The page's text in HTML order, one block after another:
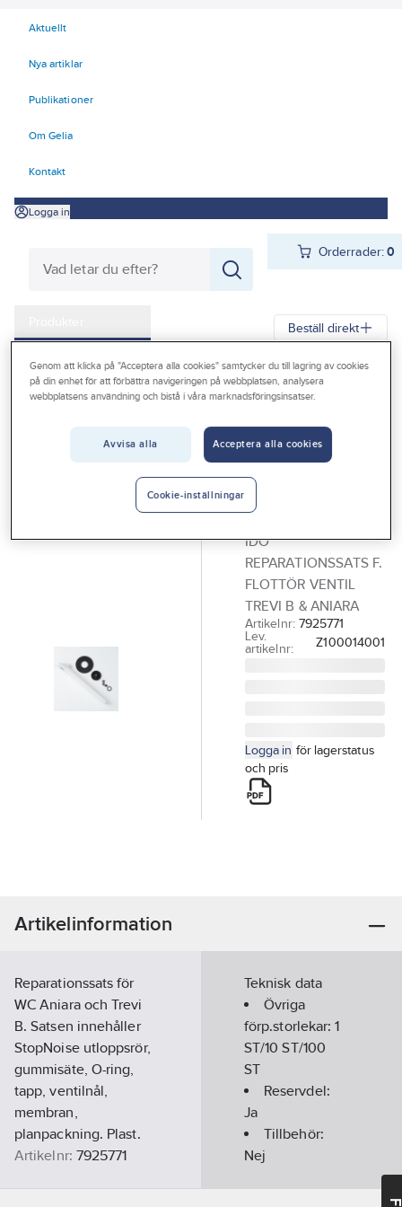
Aktuellt
Nya artiklar
Publikationer
Om Gelia
Kontakt
Logga in
Orderrader:0
Outlet
Beställ direkt
Gelia Produkter Värme & Sanitet
Bad, Dusch, WC och möbler
Sanitetsporslin
WC-stolar/Toaletter Tillbehör/reservdelar
IDO
Reparationssats
Trevi B, Ido
IDO
REPARATIONSSATS F.
FLOTTÖR VENTIL
TREVI B & ANIARA
Artikelnr: 7925771
Lev.
artikelnr:
Z100014001
Logga in för lagerstatus
och pris
Artikelinformation
Reparationssats för
WC Aniara och Trevi
B. Satsen innehåller
StopNoise utloppsrör,
gummisäte, O-ring,
tapp, ventilnål,
membran,
planpackning. Plast.
Artikelnr: 7925771
Z100014001
Teknisk data
Övriga
förp.storlekar:1
ST/10 ST/100
ST
Reservdel:
Ja
Tillbehör:
Nej
Genom att klicka på "Acceptera alla cookies" samtycker du till lagring av cookies
på din enhet för att förbättra navigeringen på webbplatsen, analysera
webbplatsens användning och bistå i våra marknadsföringsinsatser.
Avvisa alla Acceptera alla cookies
Cookie-inställningar